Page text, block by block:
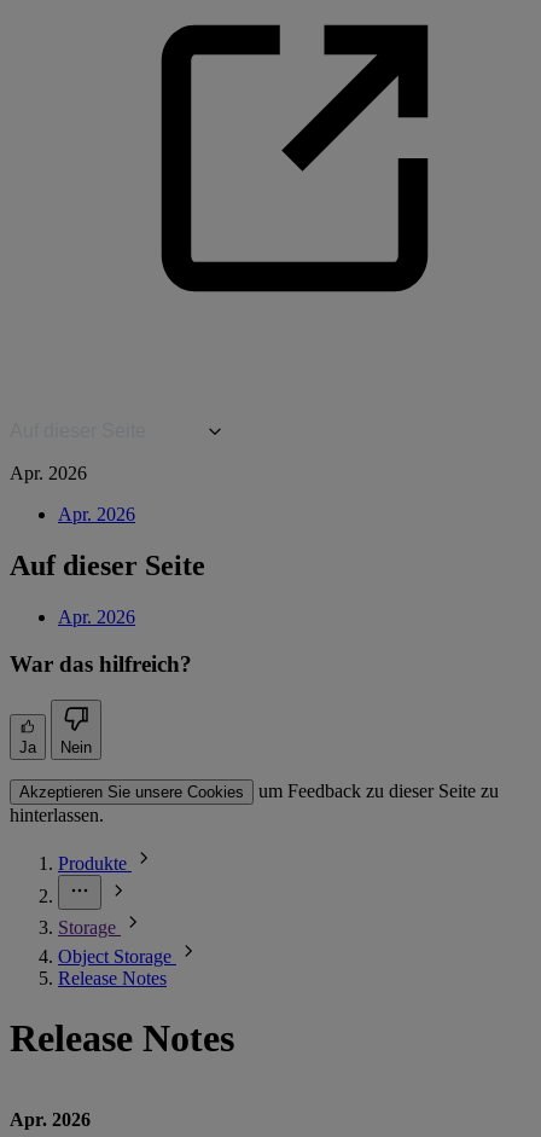
Apr. 2026
Apr. 2026
Auf dieser Seite
Apr. 2026
War das hilfreich?
Ja Nein
Akzeptieren Sie unsere Cookies
um Feedback zu dieser Seite zu
hinterlassen.
Produkte
Storage
Object Storage
Release Notes
Release Notes
Apr. 2026